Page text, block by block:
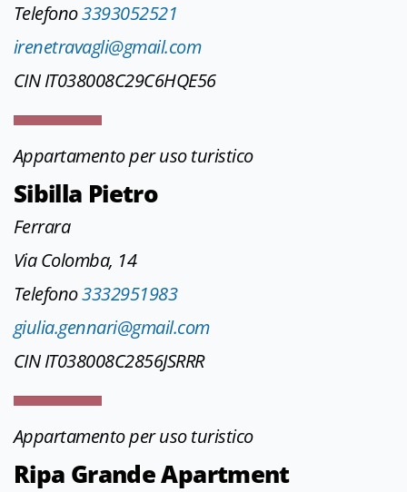
Telefono3393052521
irenetravagli@gmail.com
CIN IT038008C29C6HQE56
Appartamento per uso turistico
Sibilla Pietro
Ferrara
Via Colomba, 14
Telefono3332951983
giulia.gennari@gmail.com
CIN IT038008C2856JSRRR
Appartamento per uso turistico
Ripa Grande Apartment